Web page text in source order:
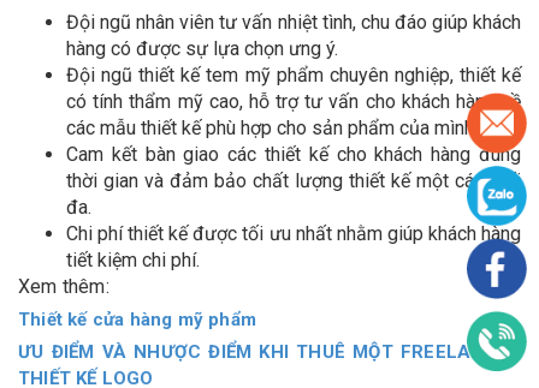
Đội ngũ nhân viên tư vấn nhiệt tình, chu đáo giúp khách
hàng có được sự lựa chọn ưng ý.
Đội ngũ thiết kế tem mỹ phẩm chuyên nghiệp, thiết kế
có tính thẩm mỹ cao, hỗ trợ tư vấn cho khách hàng về
các mẫu thiết kế phù hợp cho sản phẩm của mình.
Cam kết bàn giao các thiết kế cho khách hàng đúng
thời gian và đảm bảo chất lượng thiết kế một cách tối
đa.
Chi phí thiết kế được tối ưu nhất nhằm giúp khách hàng
tiết kiệm chi phí.
Xem thêm:
Thiết kế cửa hàng mỹ phẩm
ƯU ĐIỂM VÀ NHƯỢC ĐIỂM KHI THUÊ MỘT FREELANCER
THIẾT KẾ LOGO